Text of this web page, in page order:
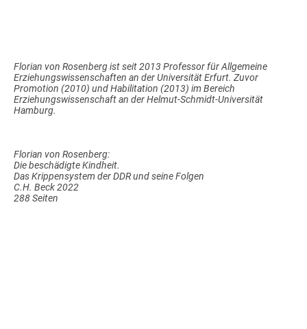
Florian von Rosenberg ist seit 2013 Professor für Allgemeine
Erziehungswissenschaften an der Universität Erfurt. Zuvor
Promotion (2010) und Habilitation (2013) im Bereich
Erziehungswissenschaft an der Helmut-Schmidt-Universität
Hamburg.
Florian von Rosenberg:
Die beschädigte Kindheit.
Das Krippensystem der DDR und seine Folgen
C.H. Beck 2022
288 Seiten